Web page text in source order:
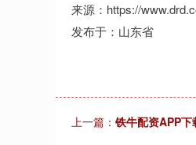
来源：https://
发布于：山东省
上一篇： 铁牛配资APP